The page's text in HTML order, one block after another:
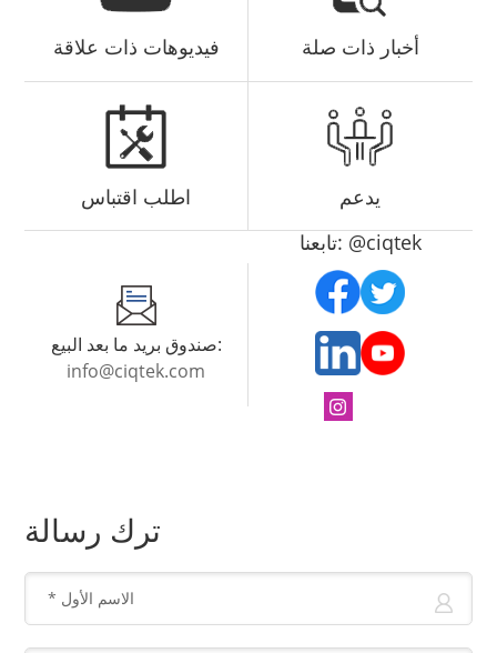
فيديوهات ذات علاقة أخبار ذات صلة
اطلب اقتباس يدعم
صندوق بريد ما بعد البيع:
info@ciqtek.com
تابعنا: @ciqtek
ترك رسالة